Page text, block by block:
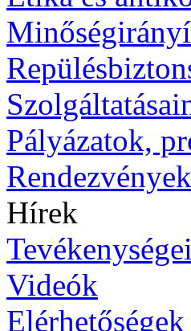
Pályázatok,
Rendezvények
Hírek
Videók
Elérhetőségek